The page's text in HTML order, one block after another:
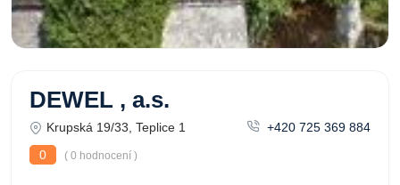
DEWEL , a.s.
Krupská 19/33, Teplice 1
+420 725 369 884
0
( 0 hodnocení )